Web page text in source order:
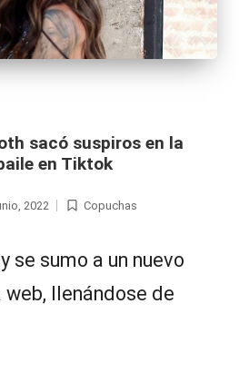
sacó suspiros en la
en Tiktok
2022
Publicada
Copuchas
se sumo a un nuevo
web, llenándose de